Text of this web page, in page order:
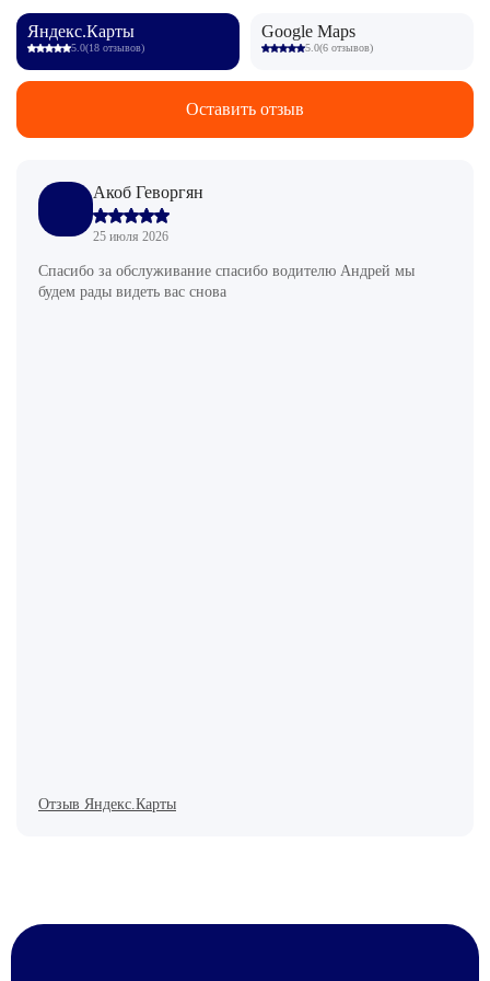
Яндекс.Карты
5.0(18 отзывов)
Google Maps
5.0(6 отзывов)
Оставить отзыв
Акоб Геворгян
25 июля 2026
Спасибо за обслуживание спасибо водителю Андрей мы
будем рады видеть вас снова
Отзыв Яндекс.Карты